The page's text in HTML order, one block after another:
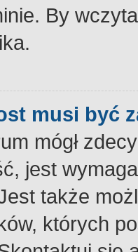
By
musi być
mógł
jest
także
których